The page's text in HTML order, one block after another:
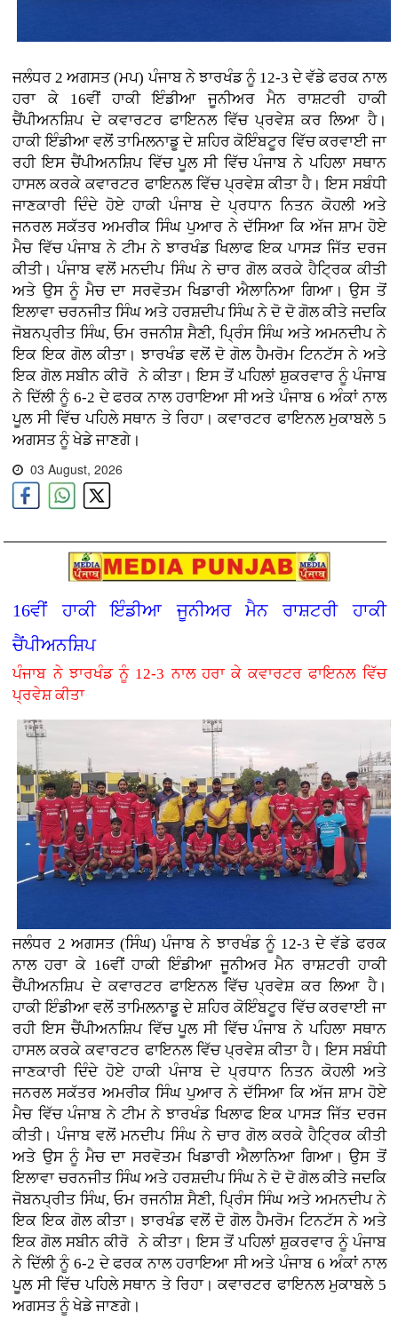
ਜਲੰਧਰ 2 ਅਗਸਤ (ਮਪ) ਪੰਜਾਬ ਨੇ ਝਾਰਖੰਡ ਨੂੰ 12-3 ਦੇ ਵੱਡੇ ਫਰਕ ਨਾਲ
ਹਰਾ ਕੇ 16ਵੀਂ ਹਾਕੀ ਇੰਡੀਆ ਜੂਨੀਅਰ ਮੈਨ ਰਾਸ਼ਟਰੀ ਹਾਕੀ
ਚੈਂਪੀਅਨਸ਼ਿਪ ਦੇ ਕਵਾਰਟਰ ਫਾਇਨਲ ਵਿੱਚ ਪ੍ਰਵੇਸ਼ ਕਰ ਲਿਆ ਹੈ।
ਹਾਕੀ ਇੰਡੀਆ ਵਲੋਂ ਤਾਮਿਲਨਾਡੂ ਦੇ ਸ਼ਹਿਰ ਕੋਇੰਬਟੂਰ ਵਿੱਚ ਕਰਵਾਈ ਜਾ
ਰਹੀ ਇਸ ਚੈਂਪੀਅਨਸ਼ਿਪ ਵਿੱਚ ਪੂਲ ਸੀ ਵਿੱਚ ਪੰਜਾਬ ਨੇ ਪਹਿਲਾ ਸਥਾਨ
ਹਾਸਲ ਕਰਕੇ ਕਵਾਰਟਰ ਫਾਇਨਲ ਵਿੱਚ ਪ੍ਰਵੇਸ਼ ਕੀਤਾ ਹੈ। ਇਸ ਸਬੰਧੀ
ਜਾਣਕਾਰੀ ਦਿੰਦੇ ਹੋਏ ਹਾਕੀ ਪੰਜਾਬ ਦੇ ਪ੍ਰਧਾਨ ਨਿਤਨ ਕੋਹਲੀ ਅਤੇ
ਜਨਰਲ ਸਕੱਤਰ ਅਮਰੀਕ ਸਿੰਘ ਪੁਆਰ ਨੇ ਦੱਸਿਆ ਕਿ ਅੱਜ ਸ਼ਾਮ ਹੋਏ
ਮੈਚ ਵਿੱਚ ਪੰਜਾਬ ਨੇ ਟੀਮ ਨੇ ਝਾਰਖੰਡ ਖਿਲਾਫ ਇਕ ਪਾਸੜ ਜਿੱਤ ਦਰਜ
ਕੀਤੀ। ਪੰਜਾਬ ਵਲੋਂ ਮਨਦੀਪ ਸਿੰਘ ਨੇ ਚਾਰ ਗੋਲ ਕਰਕੇ ਹੈਟ੍ਰਿਕ ਕੀਤੀ
ਅਤੇ ਉਸ ਨੂੰ ਮੈਚ ਦਾ ਸਰਵੋਤਮ ਖਿਡਾਰੀ ਐਲਾਨਿਆ ਗਿਆ। ਉਸ ਤੋਂ
ਇਲਾਵਾ ਚਰਨਜੀਤ ਸਿੰਘ ਅਤੇ ਹਰਸ਼ਦੀਪ ਸਿੰਘ ਨੇ ਦੋ ਦੋ ਗੋਲ ਕੀਤੇ ਜਦਕਿ
ਜੋਬਨਪ੍ਰੀਤ ਸਿੰਘ, ਓਮ ਰਜਨੀਸ਼ ਸੈਣੀ, ਪ੍ਰਿੰਸ ਸਿੰਘ ਅਤੇ ਅਮਨਦੀਪ ਨੇ
ਇਕ ਇਕ ਗੋਲ ਕੀਤਾ। ਝਾਰਖੰਡ ਵਲੋਂ ਦੋ ਗੋਲ ਹੈਮਰੋਮ ਟਿਨਟੱਸ ਨੇ ਅਤੇ
ਇਕ ਗੋਲ ਸਬੀਨ ਕੀਰੋ ਨੇ ਕੀਤਾ। ਇਸ ਤੋਂ ਪਹਿਲਾਂ ਸ਼ੁਕਰਵਾਰ ਨੂੰ ਪੰਜਾਬ
ਨੇ ਦਿੱਲੀ ਨੂੰ 6-2 ਦੇ ਫਰਕ ਨਾਲ ਹਰਾਇਆ ਸੀ ਅਤੇ ਪੰਜਾਬ 6 ਅੰਕਾਂ ਨਾਲ
ਪੂਲ ਸੀ ਵਿੱਚ ਪਹਿਲੇ ਸਥਾਨ ਤੇ ਰਿਹਾ। ਕਵਾਰਟਰ ਫਾਇਨਲ ਮੁਕਾਬਲੇ 5
ਅਗਸਤ ਨੂੰ ਖੇਡੇ ਜਾਣਗੇ।
03 August, 2026
16ਵੀਂ ਹਾਕੀ ਇੰਡੀਆ ਜੂਨੀਅਰ ਮੈਨ ਰਾਸ਼ਟਰੀ ਹਾਕੀ
ਚੈਂਪੀਅਨਸ਼ਿਪ
ਪੰਜਾਬ ਨੇ ਝਾਰਖੰਡ ਨੂੰ 12-3 ਨਾਲ ਹਰਾ ਕੇ ਕਵਾਰਟਰ ਫਾਇਨਲ ਵਿੱਚ
ਪ੍ਰਵੇਸ਼ ਕੀਤਾ
ਜਲੰਧਰ 2 ਅਗਸਤ (ਸਿੰਘ) ਪੰਜਾਬ ਨੇ ਝਾਰਖੰਡ ਨੂੰ 12-3 ਦੇ ਵੱਡੇ ਫਰਕ
ਨਾਲ ਹਰਾ ਕੇ 16ਵੀਂ ਹਾਕੀ ਇੰਡੀਆ ਜੂਨੀਅਰ ਮੈਨ ਰਾਸ਼ਟਰੀ ਹਾਕੀ
ਚੈਂਪੀਅਨਸ਼ਿਪ ਦੇ ਕਵਾਰਟਰ ਫਾਇਨਲ ਵਿੱਚ ਪ੍ਰਵੇਸ਼ ਕਰ ਲਿਆ ਹੈ।
ਹਾਕੀ ਇੰਡੀਆ ਵਲੋਂ ਤਾਮਿਲਨਾਡੂ ਦੇ ਸ਼ਹਿਰ ਕੋਇੰਬਟੂਰ ਵਿੱਚ ਕਰਵਾਈ ਜਾ
ਰਹੀ ਇਸ ਚੈਂਪੀਅਨਸ਼ਿਪ ਵਿੱਚ ਪੂਲ ਸੀ ਵਿੱਚ ਪੰਜਾਬ ਨੇ ਪਹਿਲਾ ਸਥਾਨ
ਹਾਸਲ ਕਰਕੇ ਕਵਾਰਟਰ ਫਾਇਨਲ ਵਿੱਚ ਪ੍ਰਵੇਸ਼ ਕੀਤਾ ਹੈ। ਇਸ ਸਬੰਧੀ
ਜਾਣਕਾਰੀ ਦਿੰਦੇ ਹੋਏ ਹਾਕੀ ਪੰਜਾਬ ਦੇ ਪ੍ਰਧਾਨ ਨਿਤਨ ਕੋਹਲੀ ਅਤੇ
ਜਨਰਲ ਸਕੱਤਰ ਅਮਰੀਕ ਸਿੰਘ ਪੁਆਰ ਨੇ ਦੱਸਿਆ ਕਿ ਅੱਜ ਸ਼ਾਮ ਹੋਏ
ਮੈਚ ਵਿੱਚ ਪੰਜਾਬ ਨੇ ਟੀਮ ਨੇ ਝਾਰਖੰਡ ਖਿਲਾਫ ਇਕ ਪਾਸੜ ਜਿੱਤ ਦਰਜ
ਕੀਤੀ। ਪੰਜਾਬ ਵਲੋਂ ਮਨਦੀਪ ਸਿੰਘ ਨੇ ਚਾਰ ਗੋਲ ਕਰਕੇ ਹੈਟ੍ਰਿਕ ਕੀਤੀ
ਅਤੇ ਉਸ ਨੂੰ ਮੈਚ ਦਾ ਸਰਵੋਤਮ ਖਿਡਾਰੀ ਐਲਾਨਿਆ ਗਿਆ। ਉਸ ਤੋਂ
ਇਲਾਵਾ ਚਰਨਜੀਤ ਸਿੰਘ ਅਤੇ ਹਰਸ਼ਦੀਪ ਸਿੰਘ ਨੇ ਦੋ ਦੋ ਗੋਲ ਕੀਤੇ ਜਦਕਿ
ਜੋਬਨਪ੍ਰੀਤ ਸਿੰਘ, ਓਮ ਰਜਨੀਸ਼ ਸੈਣੀ, ਪ੍ਰਿੰਸ ਸਿੰਘ ਅਤੇ ਅਮਨਦੀਪ ਨੇ
ਇਕ ਇਕ ਗੋਲ ਕੀਤਾ। ਝਾਰਖੰਡ ਵਲੋਂ ਦੋ ਗੋਲ ਹੈਮਰੋਮ ਟਿਨਟੱਸ ਨੇ ਅਤੇ
ਇਕ ਗੋਲ ਸਬੀਨ ਕੀਰੋ ਨੇ ਕੀਤਾ। ਇਸ ਤੋਂ ਪਹਿਲਾਂ ਸ਼ੁਕਰਵਾਰ ਨੂੰ ਪੰਜਾਬ
ਨੇ ਦਿੱਲੀ ਨੂੰ 6-2 ਦੇ ਫਰਕ ਨਾਲ ਹਰਾਇਆ ਸੀ ਅਤੇ ਪੰਜਾਬ 6 ਅੰਕਾਂ ਨਾਲ
ਪੂਲ ਸੀ ਵਿੱਚ ਪਹਿਲੇ ਸਥਾਨ ਤੇ ਰਿਹਾ। ਕਵਾਰਟਰ ਫਾਇਨਲ ਮੁਕਾਬਲੇ 5
ਅਗਸਤ ਨੂੰ ਖੇਡੇ ਜਾਣਗੇ।